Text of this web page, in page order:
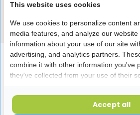
Productomschrijving
Reviews
Stuur e-mail
This website uses cookies
We use cookies to personalize content
media features, and analyze our
information about your use of our site
advertising, and analytics partners.
combine it with other information you've
they've collected from your use of their
Accept all